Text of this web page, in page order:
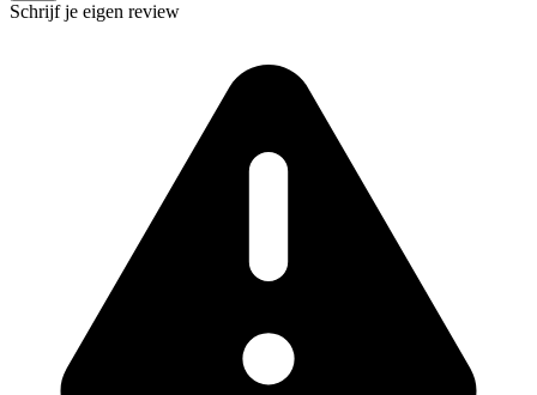
Schrijf je eigen review